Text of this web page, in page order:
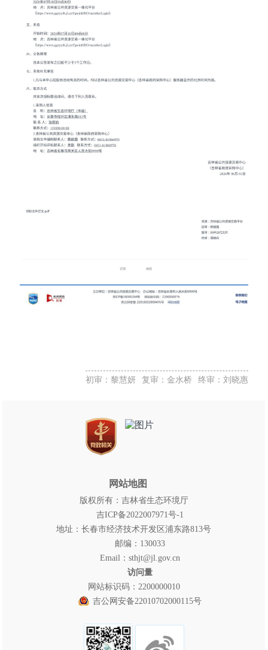
初审：黎慧妍 复审：金水桥 终审：刘晓惠
网站地图
版权所有：吉林省生态环境厅
吉ICP备2022007971号-1
地址：长春市经济技术开发区浦东路813号
邮编：130033
Email：sthjt@jl.gov.cn
访问量
网站标识码：2200000010
吉公网安备22010702000115号